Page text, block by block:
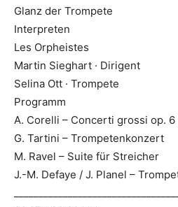
Glanz der Trompete
Interpreten
Les Orpheistes
Martin Sieghart · Dirigent
Selina Ott · Trompete
Programm
A. Corelli – Concerti grossi op. 6
G. Tartini – Trompetenkonzert
M. Ravel – Suite für Streicher
J.-M. Defaye / J. Planel –